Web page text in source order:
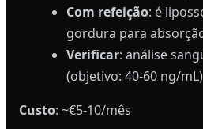
Com refeição: é
gordura para
Verificar: análise
(objetivo: 40-60 ng/mL)
Custo: ~€5-10/mês